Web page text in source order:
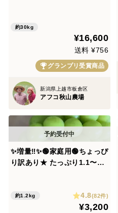
u」農薬を減らしてイネを健
康に育てました 🏆食べチョ
クお米グランプリ2025銀賞
約30kg
¥16,600
送料 ¥756
グランプリ受賞商品
新潟県上越市板倉区
アフコ秋山農場
✨増量‼️✨🟢家庭用🟢ちょっぴ
り訳あり★ たっぷり1.1〜1.2
6年度先行予約】9月中旬〜順
次発送★山梨県笛吹市産★北
約1.2kg 4.8(82件)
¥3,200